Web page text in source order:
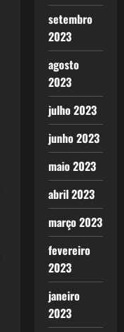
setembro
2023
agosto
2023
julho 2023
junho 2023
maio 2023
abril 2023
março 2023
fevereiro
2023
janeiro
2023